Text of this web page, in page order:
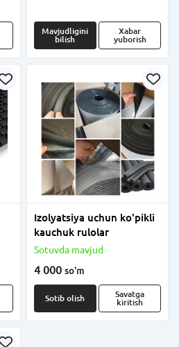
Mavjudligini
bilish
Xabar
yuborish
Izolyatsiya uchun ko'pikli
kauchuk rulolar
Sotuvda mavjud
4 000 so'm
Sotib olish
Savatga
kiritish